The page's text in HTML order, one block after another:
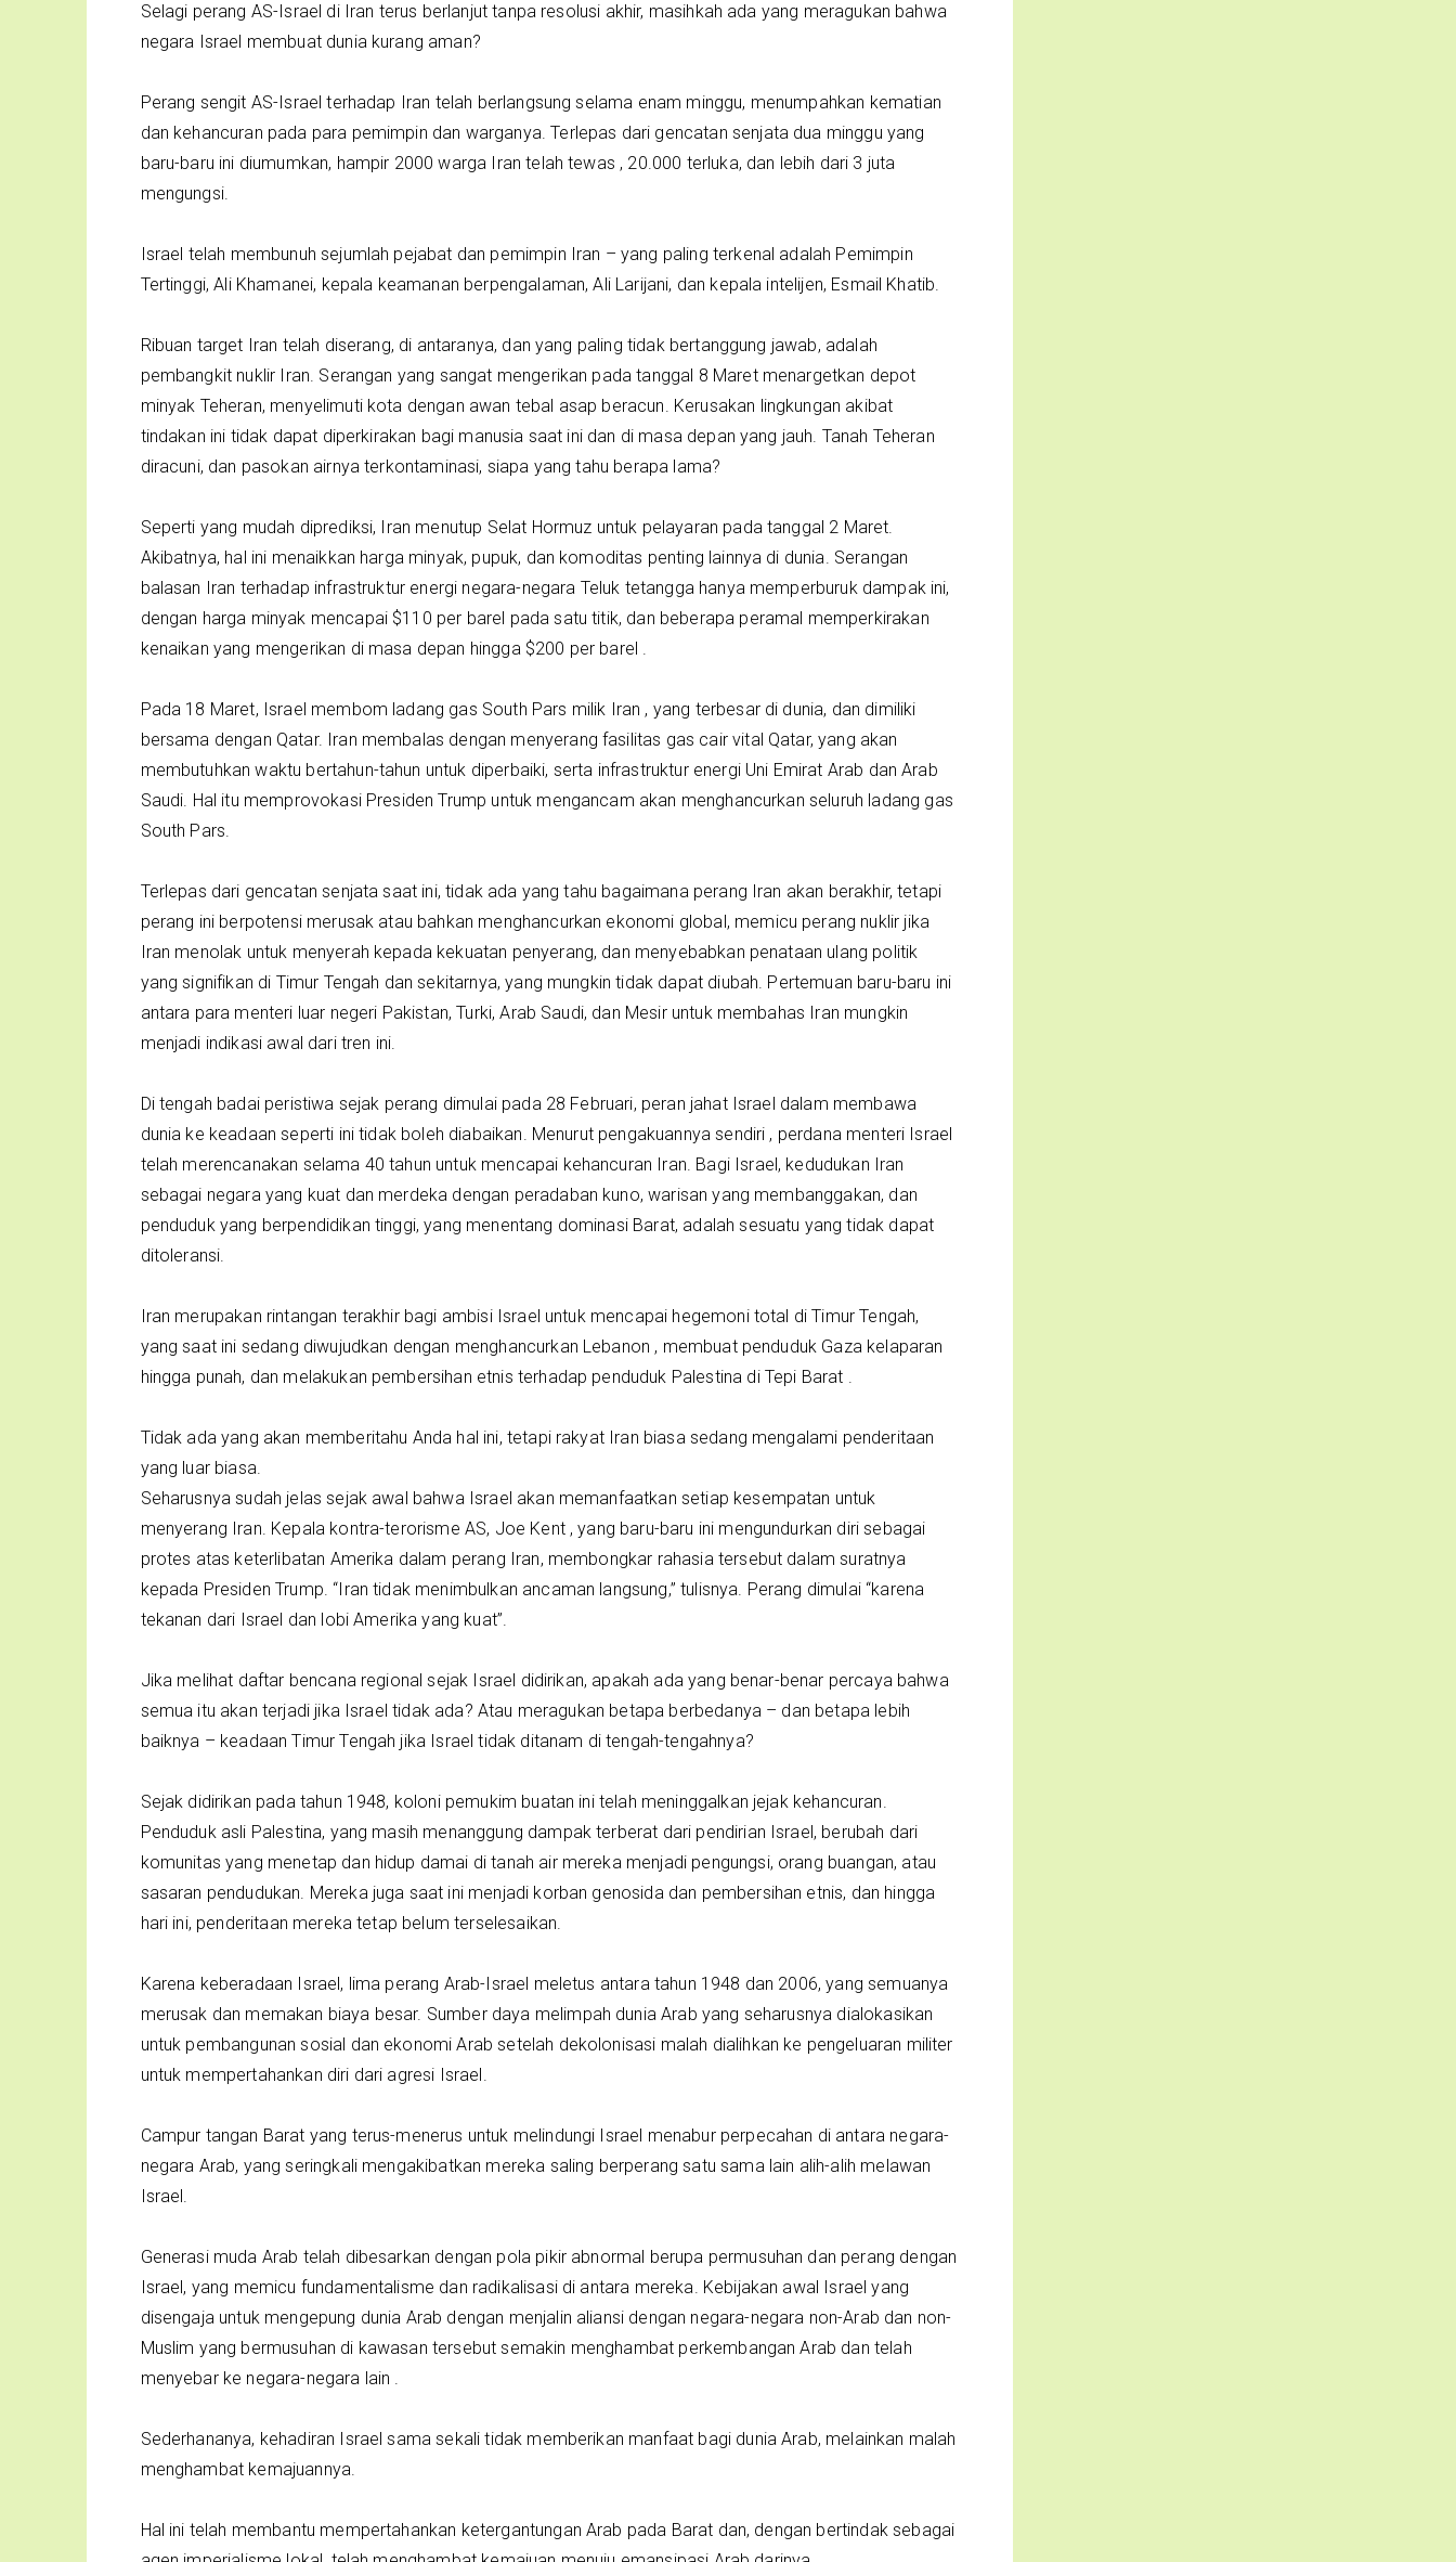
Selagi perang AS-Israel di Iran terus berlanjut tanpa resolusi akhir, masihkah ada yang meragukan bahwa
negara Israel membuat dunia kurang aman?
Perang sengit AS-Israel terhadap Iran telah berlangsung selama enam minggu, menumpahkan kematian
dan kehancuran pada para pemimpin dan warganya. Terlepas dari gencatan senjata dua minggu yang
baru-baru ini diumumkan, hampir 2000 warga Iran telah tewas , 20.000 terluka, dan lebih dari 3 juta
mengungsi.
Israel telah membunuh sejumlah pejabat dan pemimpin Iran – yang paling terkenal adalah Pemimpin
Tertinggi, Ali Khamanei, kepala keamanan berpengalaman, Ali Larijani, dan kepala intelijen, Esmail Khatib.
Ribuan target Iran telah diserang, di antaranya, dan yang paling tidak bertanggung jawab, adalah
pembangkit nuklir Iran. Serangan yang sangat mengerikan pada tanggal 8 Maret menargetkan depot
minyak Teheran, menyelimuti kota dengan awan tebal asap beracun. Kerusakan lingkungan akibat
tindakan ini tidak dapat diperkirakan bagi manusia saat ini dan di masa depan yang jauh. Tanah Teheran
diracuni, dan pasokan airnya terkontaminasi, siapa yang tahu berapa lama?
Seperti yang mudah diprediksi, Iran menutup Selat Hormuz untuk pelayaran pada tanggal 2 Maret.
Akibatnya, hal ini menaikkan harga minyak, pupuk, dan komoditas penting lainnya di dunia. Serangan
balasan Iran terhadap infrastruktur energi negara-negara Teluk tetangga hanya memperburuk dampak ini,
dengan harga minyak mencapai $110 per barel pada satu titik, dan beberapa peramal memperkirakan
kenaikan yang mengerikan di masa depan hingga $200 per barel .
Pada 18 Maret, Israel membom ladang gas South Pars milik Iran , yang terbesar di dunia, dan dimiliki
bersama dengan Qatar. Iran membalas dengan menyerang fasilitas gas cair vital Qatar, yang akan
membutuhkan waktu bertahun-tahun untuk diperbaiki, serta infrastruktur energi Uni Emirat Arab dan Arab
Saudi. Hal itu memprovokasi Presiden Trump untuk mengancam akan menghancurkan seluruh ladang gas
South Pars.
Terlepas dari gencatan senjata saat ini, tidak ada yang tahu bagaimana perang Iran akan berakhir, tetapi
perang ini berpotensi merusak atau bahkan menghancurkan ekonomi global, memicu perang nuklir jika
Iran menolak untuk menyerah kepada kekuatan penyerang, dan menyebabkan penataan ulang politik
yang signifikan di Timur Tengah dan sekitarnya, yang mungkin tidak dapat diubah. Pertemuan baru-baru ini
antara para menteri luar negeri Pakistan, Turki, Arab Saudi, dan Mesir untuk membahas Iran mungkin
menjadi indikasi awal dari tren ini.
Di tengah badai peristiwa sejak perang dimulai pada 28 Februari, peran jahat Israel dalam membawa
dunia ke keadaan seperti ini tidak boleh diabaikan. Menurut pengakuannya sendiri , perdana menteri Israel
telah merencanakan selama 40 tahun untuk mencapai kehancuran Iran. Bagi Israel, kedudukan Iran
sebagai negara yang kuat dan merdeka dengan peradaban kuno, warisan yang membanggakan, dan
penduduk yang berpendidikan tinggi, yang menentang dominasi Barat, adalah sesuatu yang tidak dapat
ditoleransi.
Iran merupakan rintangan terakhir bagi ambisi Israel untuk mencapai hegemoni total di Timur Tengah,
yang saat ini sedang diwujudkan dengan menghancurkan Lebanon , membuat penduduk Gaza kelaparan
hingga punah, dan melakukan pembersihan etnis terhadap penduduk Palestina di Tepi Barat .
Tidak ada yang akan memberitahu Anda hal ini, tetapi rakyat Iran biasa sedang mengalami penderitaan
yang luar biasa.
Seharusnya sudah jelas sejak awal bahwa Israel akan memanfaatkan setiap kesempatan untuk
menyerang Iran. Kepala kontra-terorisme AS, Joe Kent , yang baru-baru ini mengundurkan diri sebagai
protes atas keterlibatan Amerika dalam perang Iran, membongkar rahasia tersebut dalam suratnya
kepada Presiden Trump. “Iran tidak menimbulkan ancaman langsung,” tulisnya. Perang dimulai “karena
tekanan dari Israel dan lobi Amerika yang kuat”.
Jika melihat daftar bencana regional sejak Israel didirikan, apakah ada yang benar-benar percaya bahwa
semua itu akan terjadi jika Israel tidak ada? Atau meragukan betapa berbedanya – dan betapa lebih
baiknya – keadaan Timur Tengah jika Israel tidak ditanam di tengah-tengahnya?
Sejak didirikan pada tahun 1948, koloni pemukim buatan ini telah meninggalkan jejak kehancuran.
Penduduk asli Palestina, yang masih menanggung dampak terberat dari pendirian Israel, berubah dari
komunitas yang menetap dan hidup damai di tanah air mereka menjadi pengungsi, orang buangan, atau
sasaran pendudukan. Mereka juga saat ini menjadi korban genosida dan pembersihan etnis, dan hingga
hari ini, penderitaan mereka tetap belum terselesaikan.
Karena keberadaan Israel, lima perang Arab-Israel meletus antara tahun 1948 dan 2006, yang semuanya
merusak dan memakan biaya besar. Sumber daya melimpah dunia Arab yang seharusnya dialokasikan
untuk pembangunan sosial dan ekonomi Arab setelah dekolonisasi malah dialihkan ke pengeluaran militer
untuk mempertahankan diri dari agresi Israel.
Campur tangan Barat yang terus-menerus untuk melindungi Israel menabur perpecahan di antara negara-
negara Arab, yang seringkali mengakibatkan mereka saling berperang satu sama lain alih-alih melawan
Israel.
Generasi muda Arab telah dibesarkan dengan pola pikir abnormal berupa permusuhan dan perang dengan
Israel, yang memicu fundamentalisme dan radikalisasi di antara mereka. Kebijakan awal Israel yang
disengaja untuk mengepung dunia Arab dengan menjalin aliansi dengan negara-negara non-Arab dan non-
Muslim yang bermusuhan di kawasan tersebut semakin menghambat perkembangan Arab dan telah
menyebar ke negara-negara lain .
Sederhananya, kehadiran Israel sama sekali tidak memberikan manfaat bagi dunia Arab, melainkan malah
menghambat kemajuannya.
Hal ini telah membantu mempertahankan ketergantungan Arab pada Barat dan, dengan bertindak sebagai